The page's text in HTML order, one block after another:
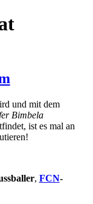
und mit dem
Bimbela
ist es mal an
, FCN-